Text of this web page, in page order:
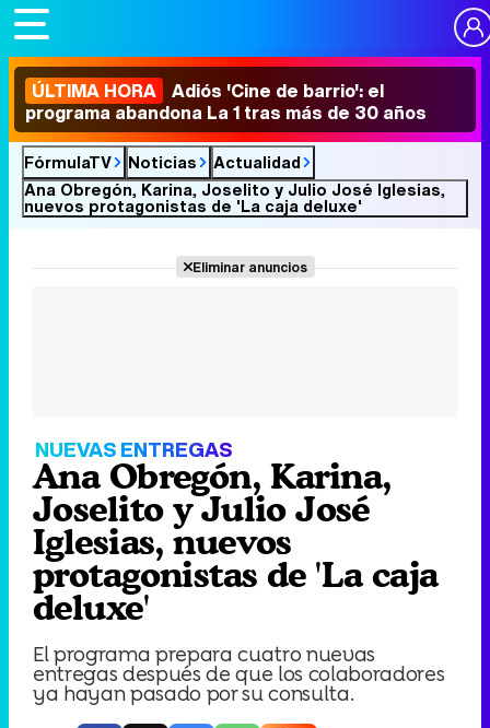
ÚLTIMA HORA Adiós 'Cine de barrio': el
programa abandona La 1 tras más de 30 años
FórmulaTV Noticias
Actualidad
Ana Obregón, Karina, Joselito y Julio José Iglesias,
nuevos protagonistas de 'La caja deluxe'
Eliminar anuncios
NUEVAS ENTREGAS
Ana Obregón, Karina,
Joselito y Julio José
Iglesias, nuevos
protagonistas de 'La caja
deluxe'
El programa prepara cuatro nuevas
entregas después de que los colaboradores
ya hayan pasado por su consulta.